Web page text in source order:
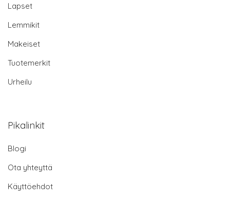
Lapset
Lemmikit
Makeiset
Tuotemerkit
Urheilu
Pikalinkit
Blogi
Ota yhteyttä
Käyttöehdot